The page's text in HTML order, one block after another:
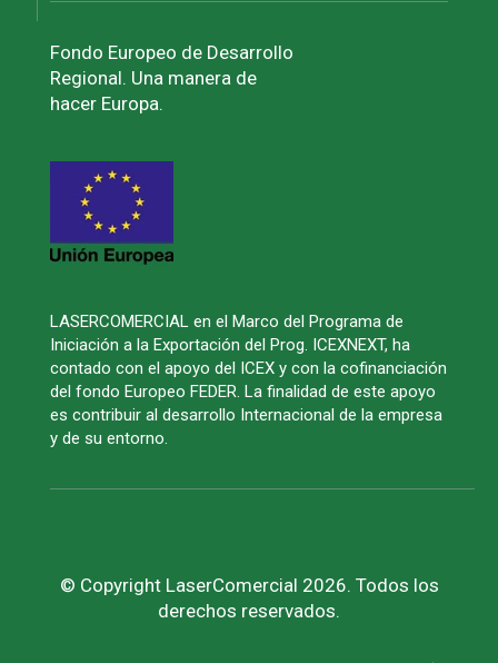
Fondo Europeo de Desarrollo
Regional. Una manera de
hacer Europa.
LASERCOMERCIAL en el Marco del Programa de
Iniciación a la Exportación del Prog. ICEXNEXT, ha
contado con el apoyo del ICEX y con la cofinanciación
del fondo Europeo FEDER. La finalidad de este apoyo
es contribuir al desarrollo Internacional de la empresa
y de su entorno.
© Copyright LaserComercial 2026. Todos los
derechos reservados.